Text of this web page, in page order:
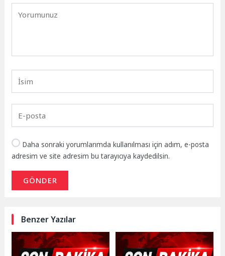
Daha sonraki yorumlarımda kullanılması için adım, e-posta
adresim ve site adresim bu tarayıcıya kaydedilsin.
GÖNDER
Benzer Yazılar